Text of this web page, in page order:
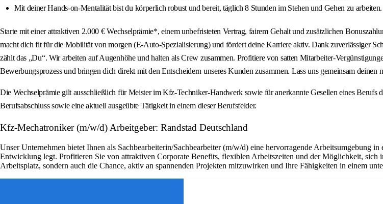
Mit deiner Hands-on-Mentalität bist du körperlich robust und bereit, täglich 8 Stunden im Stehen und Gehen zu arbeiten.
Starte mit einer attraktiven 2.000 € Wechselprämie*, einem unbefristeten Vertrag, fairem Gehalt und zusätzlichen
macht dich fit für die Mobilität von morgen (E-Auto-Spezialisierung) und fördert deine Karriere aktiv. Dank zuverlässiger
zählt das „Du“. Wir arbeiten auf Augenhöhe und halten als Crew zusammen. Profitiere von satten Mitarbeiter-
Bewerbungsprozess und bringen dich direkt mit den Entscheidern unseres Kunden zusammen. Lass uns gemeinsam deinen
Die Wechselprämie gilt ausschließlich für Meister im Kfz-Techniker-Handwerk sowie für anerkannte Gesellen eines Berufs
Berufsabschluss sowie eine aktuell ausgeübte Tätigkeit in einem dieser Berufsfelder.
Kfz-Mechatroniker (m/w/d) Arbeitgeber: Randstad Deutschland
Unser Unternehmen bietet Ihnen als Sachbearbeiterin/Sachbearbeiter (m/w/d) eine hervorragende Arbeitsumgebung
Entwicklung legt. Profitieren Sie von attraktiven Corporate Benefits, flexiblen Arbeitszeiten und der Möglichkeit,
Arbeitsplatz, sondern auch die Chance, aktiv an spannenden Projekten mitzuwirken und Ihre Fähigkeiten in einem